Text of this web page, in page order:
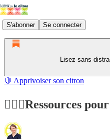
S'abonner Se connecter
Lisez sans
🍋 Apprivoiser son citron
👩🏻‍⚕️Ressources